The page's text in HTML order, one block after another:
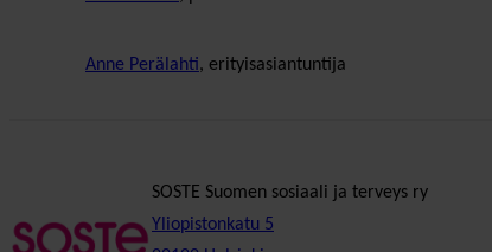
Anne Perälahti, erityisasiantuntija
SOSTE Suomen sosiaali ja terveys ry
Yliopistonkatu 5